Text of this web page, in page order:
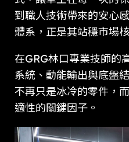
到職人技術帶來的安心
體系，正是其站穩市場
在GRG林口專業技師的
系統、動能輸出與底盤
不再只是冰冷的零件，
適性的關鍵因子。